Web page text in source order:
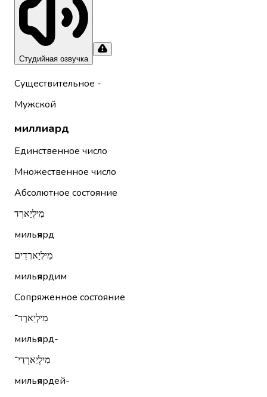
Студийная озвучка
Существительное -
Мужской
миллиард
Единственное число
Множественное число
Абсолютное состояние
מִילְיַארְד
мильярд
מִילְיַארְדִים
мильярдим
Сопряженное состояние
מִילְיַארְד־
мильярд-
מִילְיַארְדֵי־
мильярдей-